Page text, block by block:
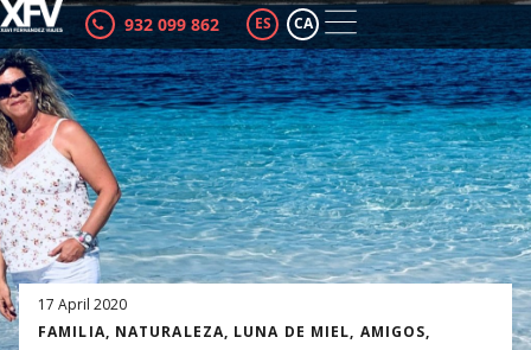
932 099 862 ES CA
17 April 2020
FAMILIA, NATURALEZA, LUNA DE MIEL, AMIGOS,